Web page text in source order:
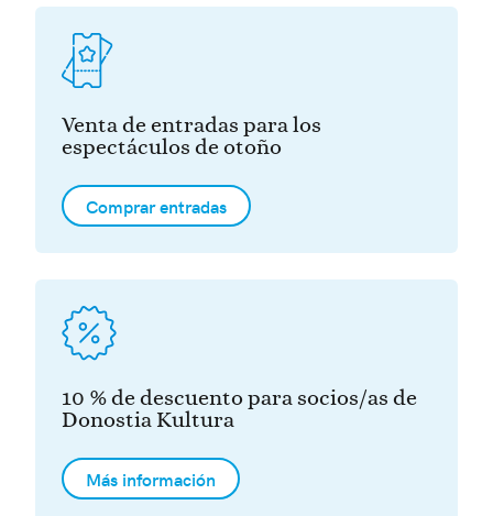
Venta de entradas para los
espectáculos de otoño
Comprar entradas
10 % de descuento para socios/as de
Donostia Kultura
Más información